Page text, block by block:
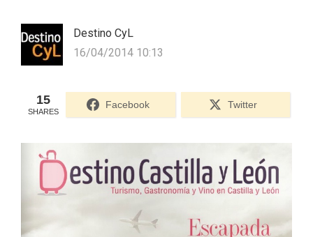
Destino CyL
16/04/2014 10:13
15
SHARES
Facebook Twitter
Formulario de acceso protegido por
Login Lockdown
ACCEDER
Ultimas entradas